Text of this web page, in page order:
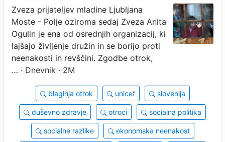
Zveza prijateljev mladine Ljubljana
Moste - Polje oziroma sedaj Zveza Anita
Ogulin je ena od osrednjih organizacij, ki
lajšajo življenje družin in se borijo proti
neenakosti in revščini. Zgodbe otrok,
… · Dnevnik · 2M
blaginja otrok unicef slovenija
duševno zdravje otroci socialna politika
socialne razlike ekonomska neenakost